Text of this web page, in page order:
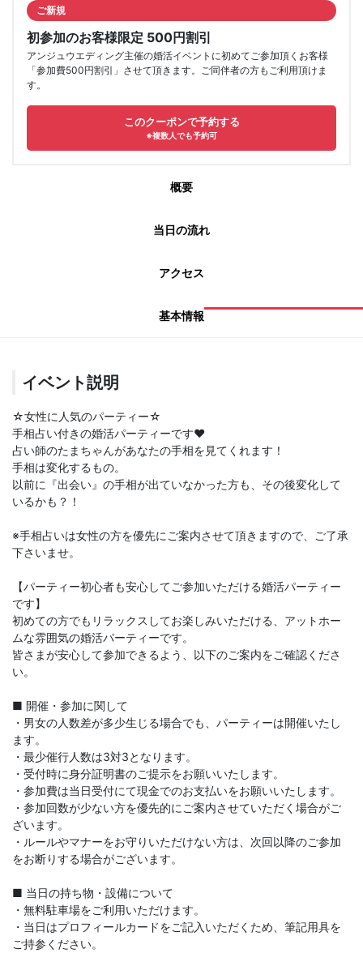
ご新規
初参加のお客様限定 500円割引
アンジュウエディング主催の婚活イベントに初めてご参加頂くお客様
「参加費500円割引」させて頂きます。ご同伴者の方もご利用頂けま
す。
このクーポンで予約する
※複数人でも予約可
概要
当日の流れ
アクセス
基本情報
イベント説明
☆女性に人気のパーティー☆
手相占い付きの婚活パーティーです♥
占い師のたまちゃんがあなたの手相を見てくれます！
手相は変化するもの。
以前に『出会い』の手相が出ていなかった方も、その後変化して
いるかも？！
※手相占いは女性の方を優先にご案内させて頂きますので、ご了承
下さいませ。
【パーティー初心者も安心してご参加いただける婚活パーティー
です】
初めての方でもリラックスしてお楽しみいただける、アットホー
ムな雰囲気の婚活パーティーです。
皆さまが安心して参加できるよう、以下のご案内をご確認くださ
い。
■ 開催・参加に関して
・男女の人数差が多少生じる場合でも、パーティーは開催いたし
ます。
・最少催行人数は3対3となります。
・受付時に身分証明書のご提示をお願いいたします。
・参加費は当日受付にて現金でのお支払いをお願いいたします。
・参加回数が少ない方を優先的にご案内させていただく場合がご
ざいます。
・ルールやマナーをお守りいただけない方は、次回以降のご参加
をお断りする場合がございます。
■ 当日の持ち物・設備について
・無料駐車場をご利用いただけます。
・当日はプロフィールカードをご記入いただくため、筆記用具を
ご持参ください。